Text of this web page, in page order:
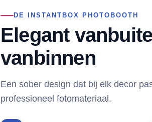
DE INSTANTBOX PHOTOBOOTH
Elegant
vanbinnen
Een sober design dat bij elk decor
professioneel fotomateriaal.